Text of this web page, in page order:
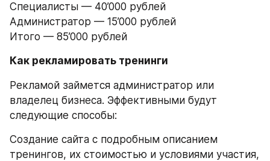
Специалисты — 40’000 рублей
Администратор — 15’000 рублей
Итого — 85’000 рублей
Как рекламировать тренинги
Рекламой займется администратор или
владелец бизнеса. Эффективными будут
следующие способы:
Создание сайта с подробным описанием
тренингов, их стоимостью и условиями участия,